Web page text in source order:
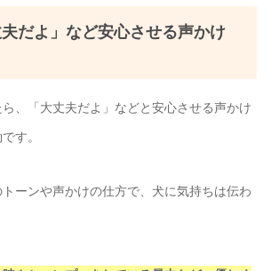
だよ」など安心させる声かけ
、「大丈夫だよ」などと安心させる声かけ
す。
ーンや声かけの仕方で、犬に気持ちは伝わ